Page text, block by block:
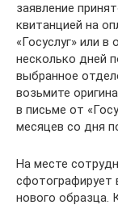
заявление
квитанцией на
«Госуслуг» или
несколько дней
выбранное
возьмите
в письме от
месяцев со дня
На месте
сфотографирует
нового образца.